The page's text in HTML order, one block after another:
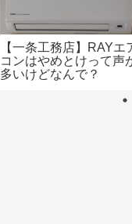
【一条工務店】RAYエ
コンはやめとけって声
多いけどなんで？